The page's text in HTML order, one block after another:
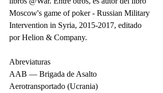
Moscow's game of poker - Russian Military
Intervention in Syria, 2015-2017, editado
por Helion & Company.
Abreviaturas
AAB — Brigada de Asalto
Aerotransportado (Ucrania)